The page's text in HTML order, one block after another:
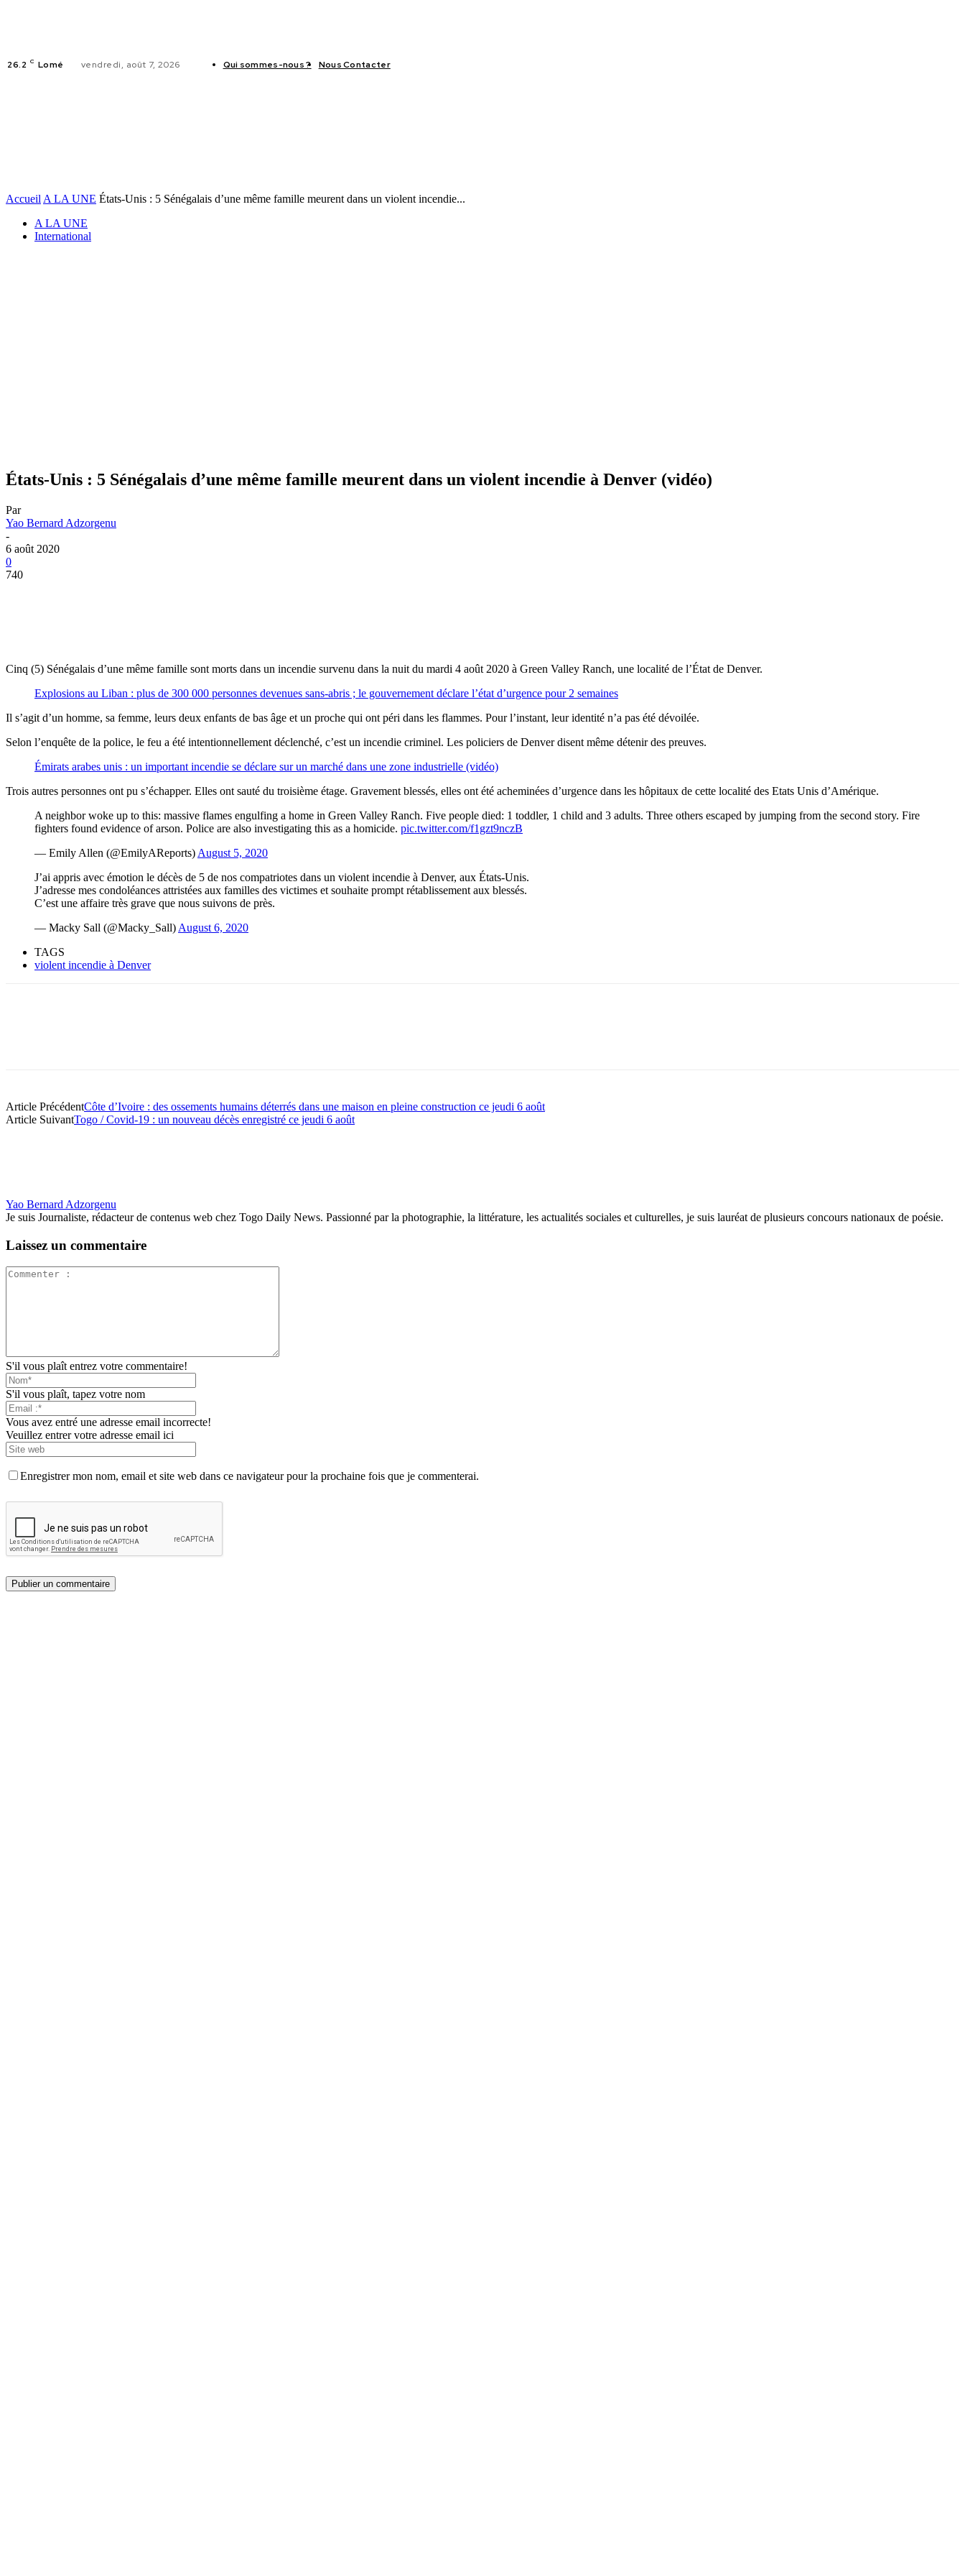
26.2 C Lomé vendredi, août 7, 2026 Qui sommes-nous ? Nous Contacter
Accueil A LA UNE États-Unis : 5 Sénégalais d’une même famille meurent dans un violent incendie...
A LA UNE
International
États-Unis : 5 Sénégalais d’une même famille meurent dans un violent incendie à Denver (vidéo)
Par
Yao Bernard Adzorgenu
-
6 août 2020
0
740
Cinq (5) Sénégalais d’une même famille sont morts dans un incendie survenu dans la nuit du mardi 4 août 2020 à Green Valley Ranch, une localité de l’État de Denver.
Explosions au Liban : plus de 300 000 personnes devenues sans-abris ; le gouvernement déclare l’état d’urgence pour 2 semaines
Il s’agit d’un homme, sa femme, leurs deux enfants de bas âge et un proche qui ont péri dans les flammes. Pour l’instant, leur identité n’a pas été dévoilée.
Selon l’enquête de la police, le feu a été intentionnellement déclenché, c’est un incendie criminel. Les policiers de Denver disent même détenir des preuves.
Émirats arabes unis : un important incendie se déclare sur un marché dans une zone industrielle (vidéo)
Trois autres personnes ont pu s’échapper. Elles ont sauté du troisième étage. Gravement blessés, elles ont été acheminées d’urgence dans les hôpitaux de cette localité des Etats Unis d’Amérique.
A neighbor woke up to this: massive flames engulfing a home in Green Valley Ranch. Five people died: 1 toddler, 1 child and 3 adults. Three others escaped by jumping from the second story. Fire
fighters found evidence of arson. Police are also investigating this as a homicide. pic.twitter.com/f1gzt9nczB
— Emily Allen (@EmilyAReports) August 5, 2020
J’ai appris avec émotion le décès de 5 de nos compatriotes dans un violent incendie à Denver, aux États-Unis.
J’adresse mes condoléances attristées aux familles des victimes et souhaite prompt rétablissement aux blessés.
C’est une affaire très grave que nous suivons de près.
— Macky Sall (@Macky_Sall) August 6, 2020
TAGS
violent incendie à Denver
Article PrécédentCôte d’Ivoire : des ossements humains déterrés dans une maison en pleine construction ce jeudi 6 août
Article SuivantTogo / Covid-19 : un nouveau décès enregistré ce jeudi 6 août
Yao Bernard Adzorgenu
Je suis Journaliste, rédacteur de contenus web chez Togo Daily News. Passionné par la photographie, la littérature, les actualités sociales et culturelles, je suis lauréat de plusieurs concours nationaux de poésie.
Laissez un commentaire
S'il vous plaît entrez votre commentaire!
S'il vous plaît, tapez votre nom
Vous avez entré une adresse email incorrecte!
Veuillez entrer votre adresse email ici
Enregistrer mon nom, email et site web dans ce navigateur pour la prochaine fois que je commenterai.